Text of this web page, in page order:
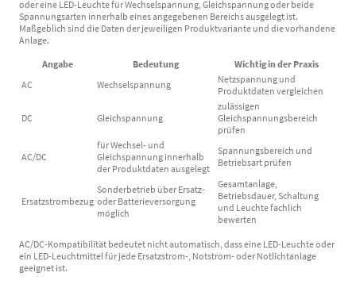
oder eine LED-Leuchte für Wechselspannung, Gleichspannung oder beide
Spannungsarten innerhalb eines angegebenen Bereichs ausgelegt ist.
Maßgeblich sind die Daten der jeweiligen Produktvariante und die vorhandene
Anlage.
Angabe Bedeutung
Wichtig in der Praxis
AC
Wechselspannung
Netzspannung und
Produktdaten vergleichen
DC Gleichspannung
zulässigen
Gleichspannungsbereich
prüfen
AC/DC
für Wechsel- und
Gleichspannung innerhalb
der Produktdaten ausgelegt
Spannungsbereich und
Betriebsart prüfen
Ersatzstrombezug
Sonderbetrieb über Ersatz-
oder Batterieversorgung
möglich
Gesamtanlage,
Betriebsdauer, Schaltung
und Leuchte fachlich
bewerten
AC/DC-Kompatibilität bedeutet nicht automatisch, dass eine LED-Leuchte oder
ein LED-Leuchtmittel für jede Ersatzstrom-, Notstrom- oder Notlichtanlage
geeignet ist.